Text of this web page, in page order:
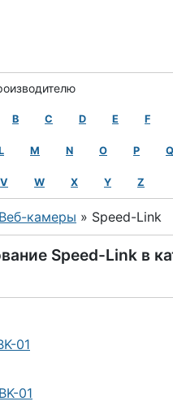
B C D E F
M N O P Q
V W X Y Z
Веб-камеры » Speed-Link
Speed-Link в
01
01